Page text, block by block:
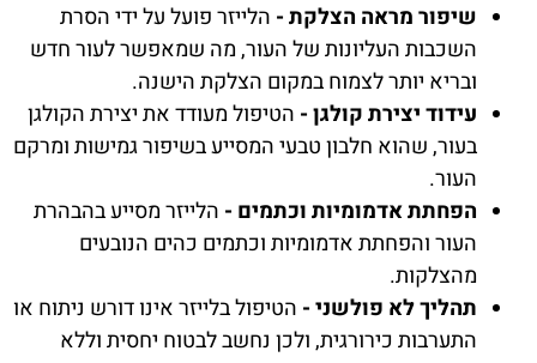
שיפור מראה הצלקת - הלייזר פועל על ידי הסרת
השכבות העליונות של העור, מה שמאפשר לעור חדש
ובריא יותר לצמוח במקום הצלקת הישנה.
עידוד יצירת קולגן - הטיפול מעודד את יצירת הקולגן
בעור, שהוא חלבון טבעי המסייע בשיפור גמישות ומרקם
העור.
הפחתת אדמומיות וכתמים - הלייזר מסייע בהבהרת
העור והפחתת אדמומיות וכתמים כהים הנובעים
מהצלקות.
תהליך לא פולשני - הטיפול בלייזר אינו דורש ניתוח או
התערבות כירורגית, ולכן נחשב לבטוח יחסית וללא